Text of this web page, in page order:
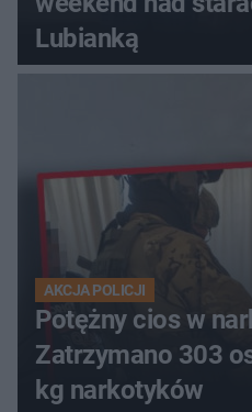
Lubianką
AKCJA POLICJI
Potężny cios w
Zatrzymano 303 osoby i przejęto 72
kg narkotyków